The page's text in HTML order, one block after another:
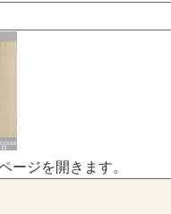
ージを開きます。